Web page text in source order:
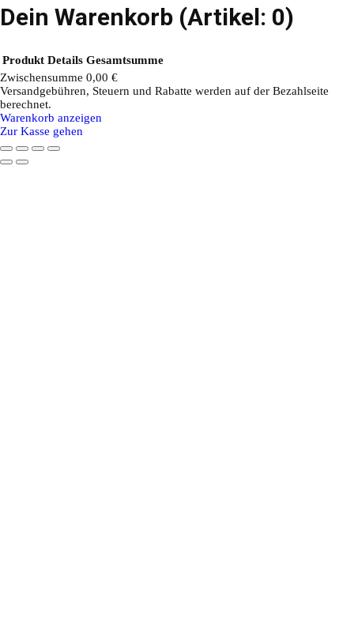
Dein Warenkorb (Artikel: 0)
Produkte
im
Warenkorb
Produkt Details Gesamtsumme
Zwischensumme 0,00 €
Versandgebühren, Steuern und Rabatte werden auf der Bezahlseite
berechnet.
Warenkorb anzeigen
Zur Kasse gehen